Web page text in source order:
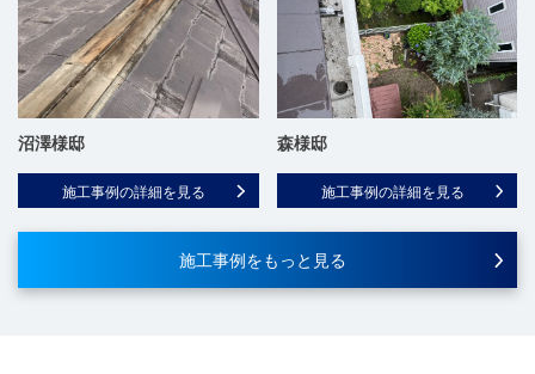
沼澤様邸
施工事例の詳細を見る
森様邸
施工事例の詳細を見る
施工事例をもっと見る